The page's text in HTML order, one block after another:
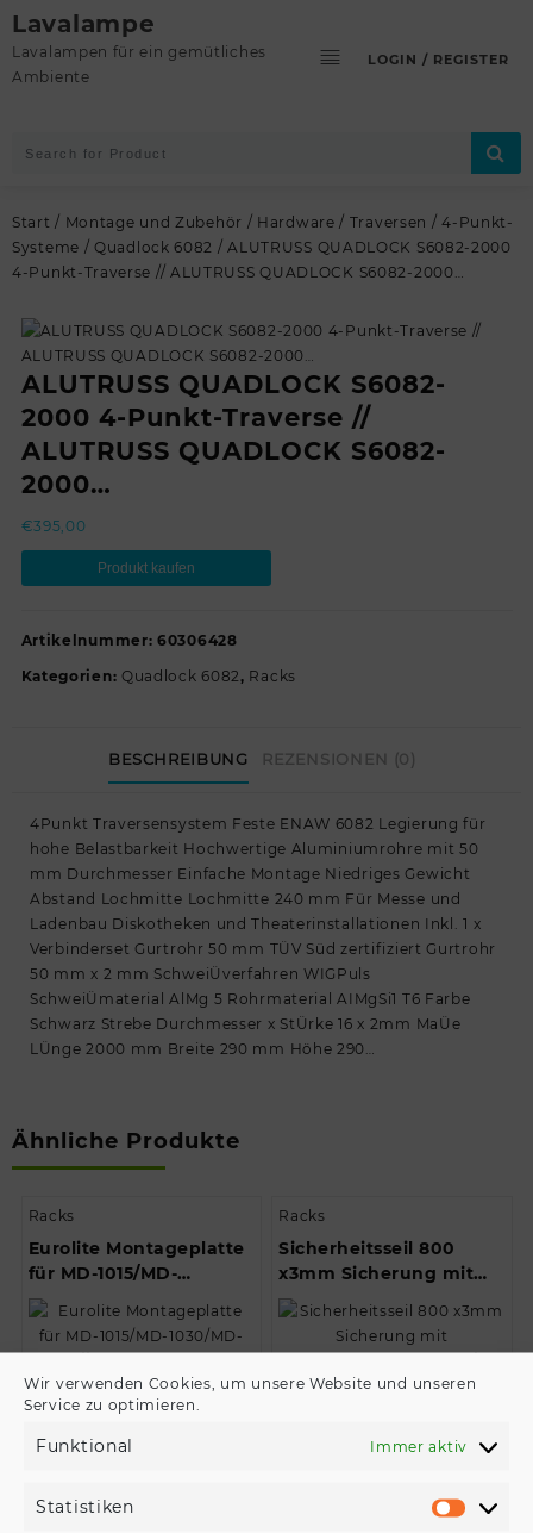
Wir verwenden Cookies, um unsere Website und unseren
Service zu optimieren.
Funktional Immer aktiv
Statistiken
Skip
to
content
Lavalampe
Lavalampen für ein gemütliches
Ambiente
LOGIN / REGISTER
Start / Montage und Zubehör / Hardware / Traversen /4-Punkt-
Systeme /Quadlock 6082 / ALUTRUSS QUADLOCK S6082-2000
4-Punkt-Traverse // ALUTRUSS QUADLOCK S6082-2000…
ALUTRUSS QUADLOCK S6082-
2000 4-Punkt-Traverse //
ALUTRUSS QUADLOCK S6082-
2000…
€395,00
Produkt kaufen
Artikelnummer: 60306428
Kategorien: Quadlock 6082 , Racks
BESCHREIBUNG REZENSIONEN (0)
4Punkt Traversensystem Feste ENAW 6082 Legierung für
hohe Belastbarkeit Hochwertige Aluminiumrohre mit 50
mm Durchmesser Einfache Montage Niedriges Gewicht
Abstand Lochmitte Lochmitte 240 mm Für Messe und
Ladenbau Diskotheken und Theaterinstallationen Inkl. 1 x
Verbinderset Gurtrohr 50 mm TÜV Süd zertifiziert Gurtrohr
50 mm x 2 mm SchweiÜverfahren WIGPuls
SchweiÜmaterial AlMg 5 Rohrmaterial AIMgSi1 T6 Farbe
Schwarz Strebe Durchmesser x StÜrke 16 x 2mm MaÜe
LÜnge 2000 mm Breite 290 mm Höhe 290…
Ähnliche Produkte
Racks
Eurolite Montageplatte
für MD-1015/MD-
1030/MD-1515 // Eurolite
Mounting Plate…
€37,90
Racks
Sicherheitsseil 800
x3mm Sicherung mit
Kettenverbindungsglied/